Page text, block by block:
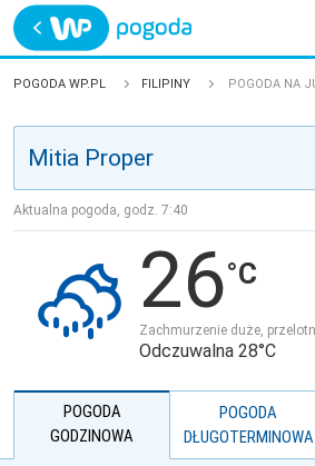
Trwa ładowanie
POLSKA
JAKOŚĆ POWIETRZA
POGODA WP.PL FILIPINY POGODA NA
Aktualna pogoda, godz. 7:40
26
Zachmurzenie duże,
Odczuwalna 28°C
POGODA
GODZINOWA
POGODA
DŁUGOTERMINOWA